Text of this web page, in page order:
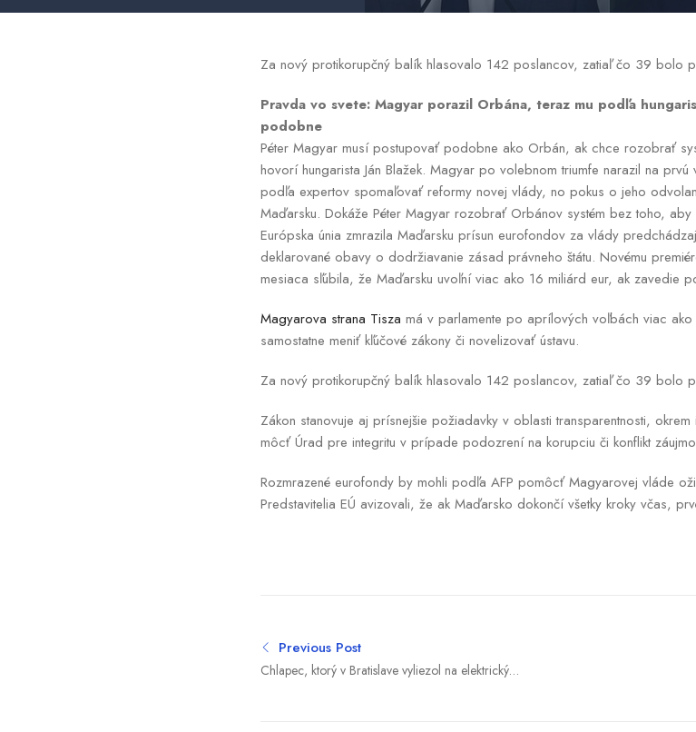
Za nový protikorupčný balík hlasovalo 142 poslancov, zatiaľ čo 39 bolo
Pravda vo svete: Magyar porazil Orbána, teraz mu podľa
podobne
Péter Magyar musí postupovať podobne ako Orbán, ak chce rozobrať
hovorí hungarista Ján Blažek. Magyar po volebnom triumfe narazil na prvú
podľa expertov spomaľovať reformy novej vlády, no pokus o jeho
Maďarsku. Dokáže Péter Magyar rozobrať Orbánov systém bez toho,
Európska únia zmrazila Maďarsku prísun eurofondov za vlády
deklarované obavy o dodržiavanie zásad právneho štátu. Novému
mesiaca sľúbila, že Maďarsku uvoľní viac ako 16 miliárd eur, ak zavedie
Magyarova strana Tisza má v parlamente po aprílových voľbách viac
samostatne meniť kľúčové zákony či novelizovať ústavu.
Za nový protikorupčný balík hlasovalo 142 poslancov, zatiaľ čo 39 bolo
Zákon stanovuje aj prísnejšie požiadavky v oblasti transparentnosti,
môcť Úrad pre integritu v prípade podozrení na korupciu či konflikt
Rozmrazené eurofondy by mohli podľa AFP pomôcť Magyarovej vláde
Predstavitelia EÚ avizovali, že ak Maďarsko dokončí všetky kroky včas,
Previous Post
Chlapec, ktorý v Bratislave vyliezol na elektrický